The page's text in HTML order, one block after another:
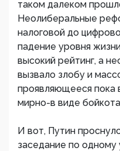
таком далеком
Неолиберальные
налоговой до
падение уровня
высокий рейтинг, а
вызвало злобу и
проявляющееся пока
мирно-в виде
И вот, Путин
заседание по одному